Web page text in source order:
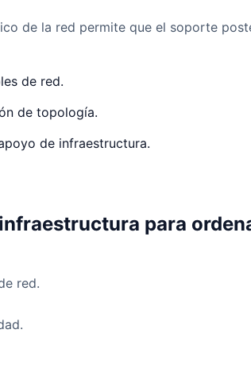
de la red permite que el soporte
de red.
de topología.
de infraestructura.
para
red.